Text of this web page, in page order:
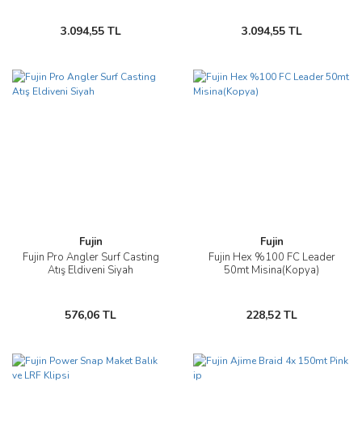
3.094,55 TL 3.094,55 TL
Fujin
Fujin Pro Angler Surf Casting
Atış Eldiveni Siyah
576,06 TL
Fujin
Fujin Hex %100 FC Leader
50mt Misina(Kopya)
228,52 TL